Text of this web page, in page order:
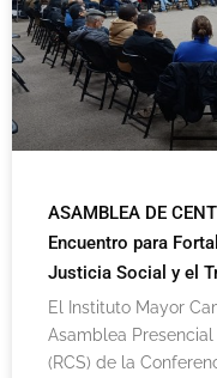
ASAMBLEA DE
Encuentro para
Justicia Social y el
El Instituto Mayor
Asamblea
(RCS) de la